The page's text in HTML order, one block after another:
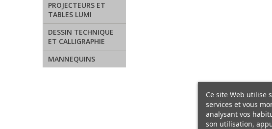
PROJECTEURS ET
TABLES LUMI
DESSIN TECHNIQUE
ET CALLIGRAPHIE
MANNEQUINS
Ce site Web utilise
services et vous
analysant vos
son utilisation,